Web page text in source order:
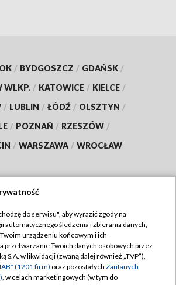
/ BYDGOSZCZ / GDAŃSK /
WLKP. / KATOWICE / KIELCE /
/ LUBLIN / ŁÓDŹ / OLSZTYN /
/ POZNAŃ / RZESZÓW /
/ WARSZAWA / WROCŁAW
TVP
Regulamin TVP
Polityka prywatności
do serwisu", aby wyrazić zgody na
automatycznego śledzenia i zbierania danych,
urządzeniu końcowym i ich
przetwarzanie Twoich danych osobowych przez
S.A. w likwidacji (zwaną dalej również „TVP”),
(1201 firm) oraz pozostałych Zaufanych
, w celach marketingowych (w tym do